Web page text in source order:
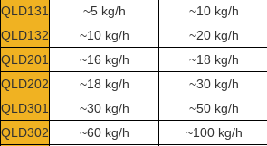
QLD131
~5 kg/h ~10 kg/h
QLD132
~10 kg/h ~20 kg/h
QLD201
~16 kg/h ~18 kg/h
QLD202
~18 kg/h ~30 kg/h
QLD301
~30 kg/h ~50 kg/h
QLD302
~60 kg/h ~100 kg/h